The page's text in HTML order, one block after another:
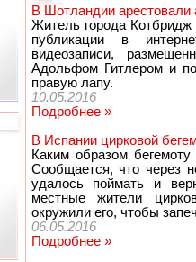
В Шотландии
Житель города
публикации в
видеозаписи,
Адольфом Гитлером и
правую лапу.
10.05.2016
Подробнее »
В Испании цирковой
Каким образом
Сообщается, что через
удалось поймать и
местные жители
окружили его, чтобы
06.05.2016
Подробнее »